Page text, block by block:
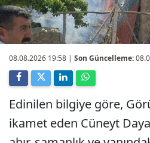
08.08.2026 19:58 | Son Güncelleme:
Edinilen bilgiye göre,
ikamet eden Cüneyt